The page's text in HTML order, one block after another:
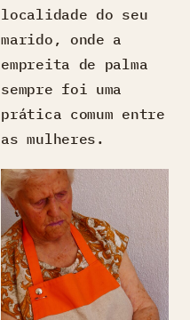
localidade do seu
marido, onde a
empreita de palma
sempre foi uma
prática comum entre
as mulheres.